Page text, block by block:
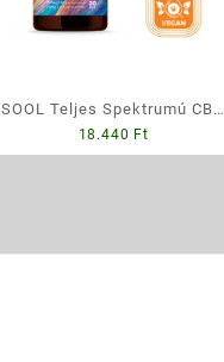
SOOL Teljes Spektrumú CBD
Gumivitamin Alma – Citrom
18.440 Ft